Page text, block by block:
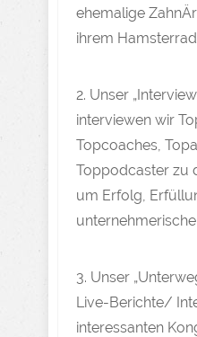
ehemalige
ihrem
2. Unser
interviewen wir
Topcoaches,
Toppodcaster zu
um Erfolg,
3. Unser
Live-Berichte/
interessanten